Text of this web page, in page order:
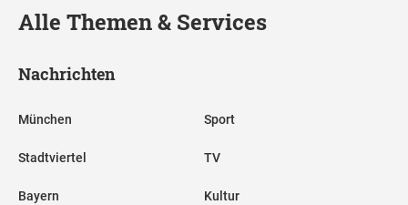
Alle Themen & Services
Nachrichten
München
Stadtviertel
Bayern
Sport
TV
Kultur